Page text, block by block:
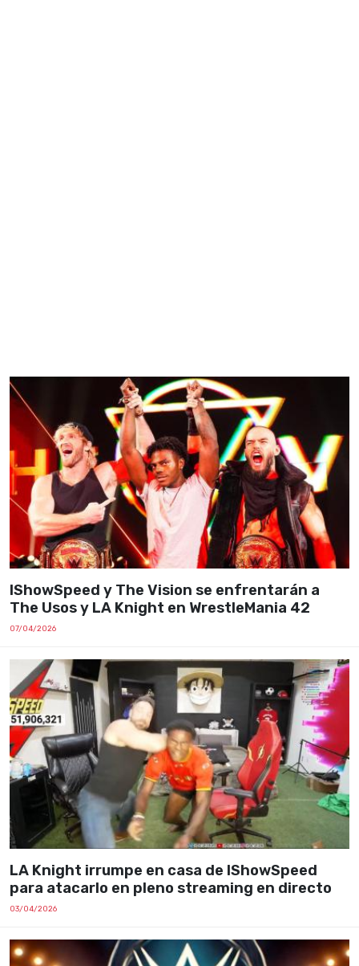
IShowSpeed y The Vision se enfrentarán a
The Usos y LA Knight en WrestleMania 42
07/04/2026
LA Knight irrumpe en casa de IShowSpeed
para atacarlo en pleno streaming en directo
03/04/2026